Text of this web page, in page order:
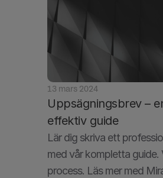
13 mars 2024
Uppsägningsbrev –
effektiv guide
Lär dig skriva ett
med vår kompletta
process. Läs mer med